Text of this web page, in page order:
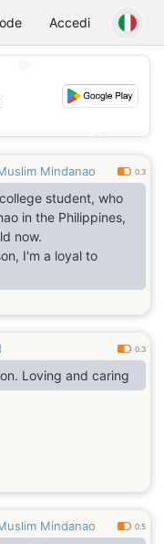
Accedi
💕
Mindanao 0.3
student, who
in the Philippines,
now.
I'm a loyal to
0.3
Loving and caring
Mindanao 0.5